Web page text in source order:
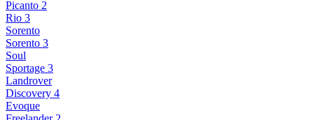
Picanto 2
Rio 3
Sorento
Sorento 3
Soul
Sportage 3
Landrover
Discovery 4
Evoque